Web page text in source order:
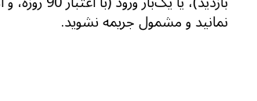
نمانید و مشمول جریمه نشوید.